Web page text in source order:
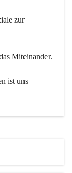
zur
Miteinander.
ist uns